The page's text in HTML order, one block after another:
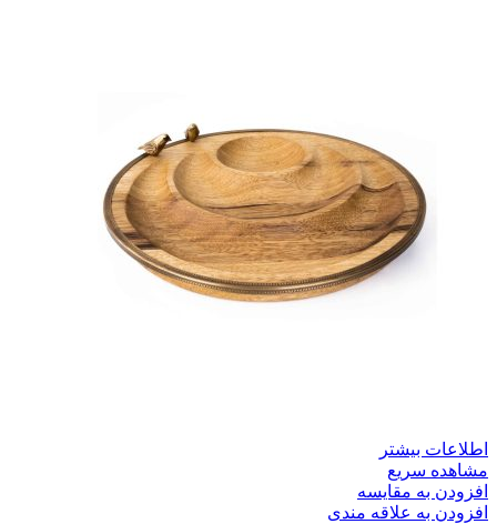
اطلاعات بیشتر
مشاهده سریع
افزودن به مقایسه
افزودن به علاقه مندی